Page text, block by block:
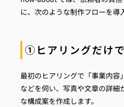
に、次のような制作フローを導
①ヒアリングだけ
最初のヒアリングで「事業内容
などを伺い、写真や文章の詳細
な構成案を作成します。